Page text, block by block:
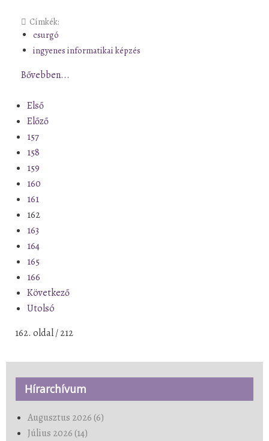
Címkék:
csurgó
ingyenes informatikai képzés
Bővebben...
Első
Előző
157
158
159
160
161
162
163
164
165
166
Következő
Utolsó
162. oldal / 212
Hírarchívum
Augusztus 2026 (6)
Július 2026 (14)